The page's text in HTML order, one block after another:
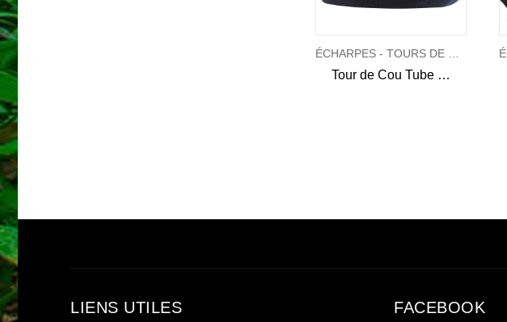
ÉCHARPES - TOURS DE COU - SHEMAGH
Tour de Cou Tube Elite Woolpower
LIENS UTILES FACEBOOK